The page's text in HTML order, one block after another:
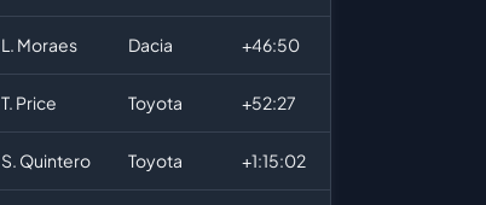
L. Moraes Dacia +46:50
T. Price Toyota +52:27
S. Quintero Toyota +1:15:02